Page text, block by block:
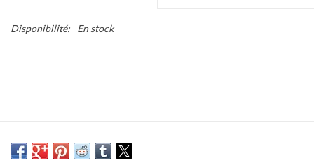
Disponibilité: En stock